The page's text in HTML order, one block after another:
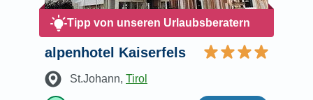
Tipp von unseren Urlaubsberatern
alpenhotel Kaiserfels
St.Johann, Tirol